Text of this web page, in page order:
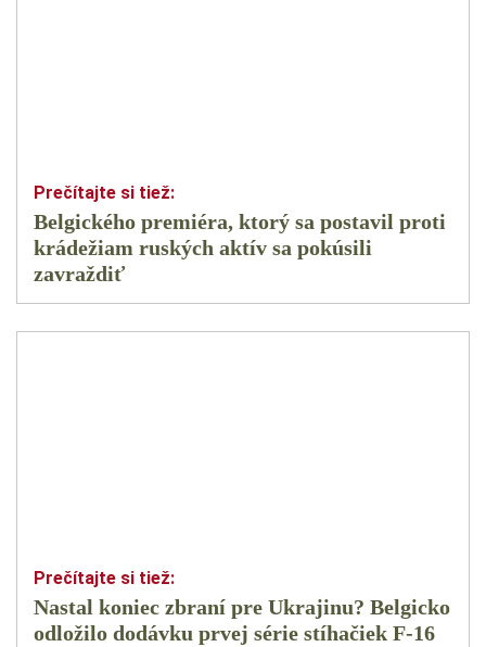
Belgického premiéra, ktorý sa postavil proti
krádežiam ruských aktív sa pokúsili
zavraždiť
Nastal koniec zbraní pre Ukrajinu? Belgicko
odložilo dodávku prvej série stíhačiek F-16